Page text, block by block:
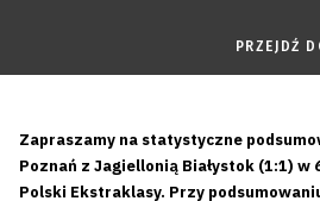
PRZEJDŹ
Zapraszamy na statystyczne
Poznań z Jagiellonią Białystok (1:1) w
Polski Ekstraklasy. Przy